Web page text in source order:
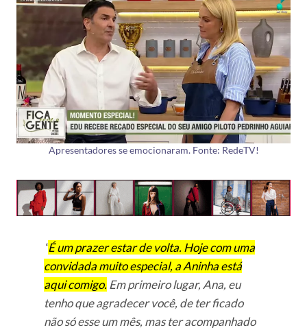
Apresentadores se emocionaram. Fonte: RedeTV!
“É um prazer estar de volta. Hoje com uma
convidada muito especial, a Aninha está
aqui comigo. Em primeiro lugar, Ana, eu
tenho que agradecer você, de ter ficado
não só esse um mês, mas ter acompanhado